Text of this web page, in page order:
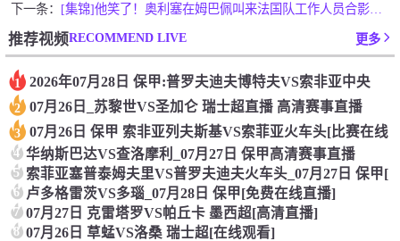
下一条：
[集锦]他笑了！奥利塞在姆巴佩叫来法国队工作人员合影后笑得合
推荐视频RECOMMEND LIVE 更多
1 2026年07月28日 保甲:普罗夫迪夫博特夫VS索非亚中央
2 07月26日_苏黎世VS圣加仑 瑞士超直播 高清赛事直播
3 07月26日 保甲 索非亚列夫斯基VS索菲亚火车头[比赛在线
4 华纳斯巴达VS查洛摩利_07月27日 保甲高清赛事直播
5 索菲亚塞普泰姆夫里VS普罗夫迪夫火车头_07月27日 保甲[
6 卢多格雷茨VS多瑙_07月28日 保甲[免费在线直播]
7 07月27日 克雷塔罗VS帕丘卡 墨西超[高清直播]
8 07月26日 草蜢VS洛桑 瑞士超[在线观看]